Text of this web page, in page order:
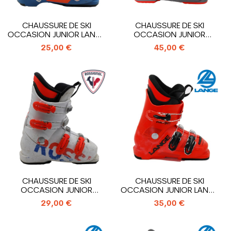
CHAUSSURE DE SKI
OCCASION JUNIOR LANGE
RSJ 50 RTL_3...
25,00 €
CHAUSSURE DE SKI
OCCASION JUNIOR
NORDICA SPEED J4_4...
45,00 €
CHAUSSURE DE SKI
OCCASION JUNIOR
ROSSIGNOL HERO J4_4...
29,00 €
CHAUSSURE DE SKI
OCCASION JUNIOR LANGE
RSJ 50 RTL_3...
35,00 €